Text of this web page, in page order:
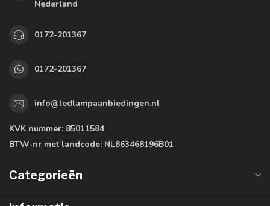
Nederland
0172-201367
0172-201367
info@ledlampaanbiedingen.nl
KVK nummer: 85011584
BTW-nr met landcode: NL863468196B01
Categorieën